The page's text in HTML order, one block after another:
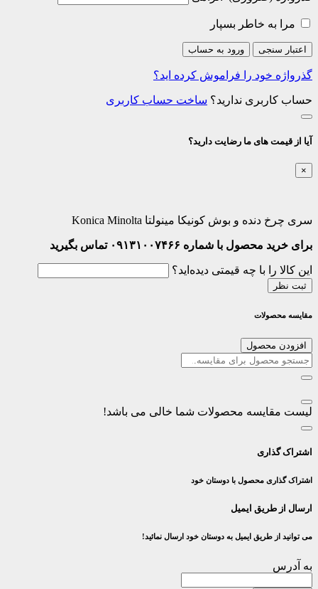
مرا به خاطر بسپار
اعتبار سنجی ورود به حساب
گذرواژه خود را فراموش کرده اید؟
حساب کاربری ندارید؟ ساخت حساب کاربری
آیا از قیمت های ما رضایت دارید؟
×
سری چرخ دنده و بوش کونیکا مینولتا Konica Minolta
برای خرید محصول با شماره ۰۹۱۳۱۰۰۷۴۶۶ تماس بگیرید
این کالا را با چه قیمتی دیده‌اید؟
ثبت نظر
مقایسه محصولات
افزودن محصول
لیست مقایسه محصولات شما خالی می باشد!
اشتراک گذاری
اشتراک گذاری محصول با دوستان خود
ارسال از طریق ایمیل
می توانید از طریق ایمیل به دوستان خود ارسال نمائید!
به آدرس